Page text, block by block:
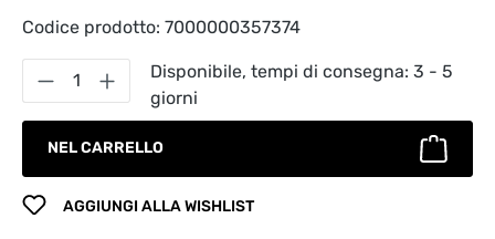
Codice prodotto: 7000000357374
Quantità del prodotto: inserisci la
Disponibile, tempi di consegna: 3 - 5
giorni
NEL CARRELLO
AGGIUNGI ALLA WISHLIST